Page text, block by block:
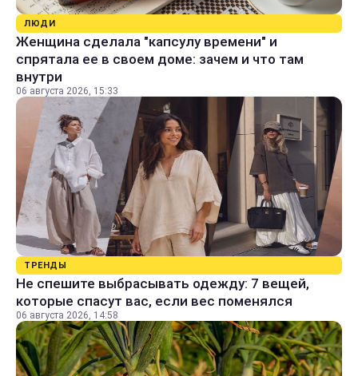
ЛЮДИ
Женщина сделала "капсулу времени" и
спрятала ее в своем доме: зачем и что там
внутри
06 августа 2026, 15:33
ТРЕНДЫ
Не спешите выбрасывать одежду: 7 вещей,
которые спасут вас, если вес поменялся
06 августа 2026, 14:58